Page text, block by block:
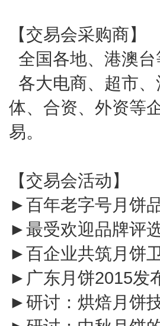
【交易会采购商】
全国各地、港澳
各大电商、超市
体、合资、外资等
易。
【交易会活动】
►百年老字号月饼
►最受欢迎品牌评
►百企业共筑月饼
►广东月饼2015发
►研讨：烘焙月饼